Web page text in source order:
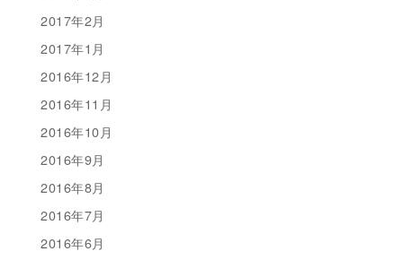
2017年2月
2017年1月
2016年12月
2016年11月
2016年10月
2016年9月
2016年8月
2016年7月
2016年6月